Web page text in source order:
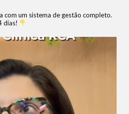
com um sistema de gestão completo.
dias!